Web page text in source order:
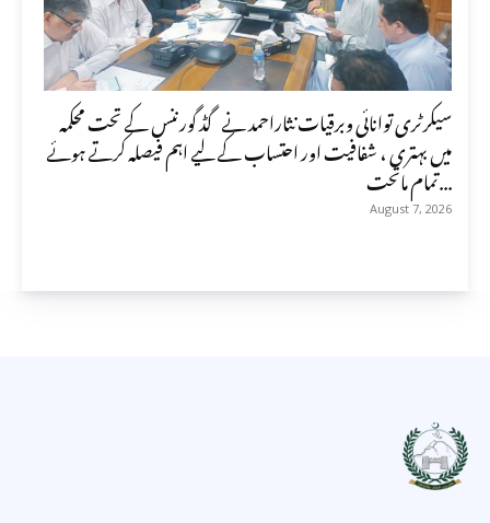
سیکرٹری توانائی وبرقیات نثاراحمد نے گڈ گورننس کے تحت محکمہ
میں بہتری ، شفافیت اور احتساب کے لیے اہم فیصلہ کرتے ہوئے
تمام ماتحت...
August 7, 2026